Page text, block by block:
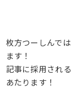
枚方つーしんで
ます！
記事に採用され
あたります！